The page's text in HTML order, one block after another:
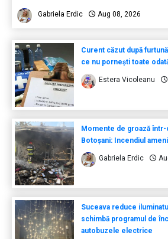
Gabriela Erdic Aug 08, 2026
Curent căzut după
ce nu pornești toate
Estera Vicoleanu
Momente de groază
Botoșani: Incendiul
Gabriela Erdic
Suceava reduce
schimbă programul de
autobuzele electrice